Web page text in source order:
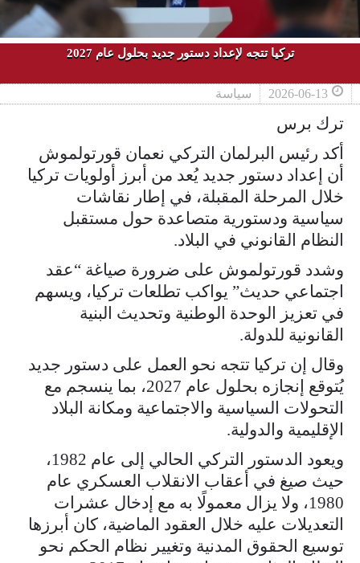
تركيا تتجه لإعداد دستور جديد بحلول عام 2027
2026-06-13 سياسة
ترك برس
أكد رئيس البرلمان التركي نعمان قورتولموش
أن إعداد دستور جديد يُعد من أبرز أولويات تركيا
خلال المرحلة المقبلة، في إطار نقاشات
سياسية ودستورية متصاعدة حول مستقبل
النظام القانوني في البلاد.
وشدد قورتولموش على ضرورة صياغة “عقد
اجتماعي حديث” يواكب تطلعات تركيا، ويسهم
في تعزيز الوحدة الوطنية وتحديث البنية
القانونية للدولة.
وقال إن تركيا تتجه نحو العمل على دستور جديد
يُتوقع إنجازه بحلول عام 2027، بما ينسجم مع
التحولات السياسية والاجتماعية ومكانة البلاد
الإقليمية والدولية.
ويعود الدستور التركي الحالي إلى عام 1982،
حيث صيغ في أعقاب الانقلاب العسكري عام
1980، ولا يزال معمولًا به مع إدخال عشرات
التعديلات عليه خلال العقود الماضية، كان أبرزها
توسيع الحقوق المدنية وتغيير نظام الحكم نحو